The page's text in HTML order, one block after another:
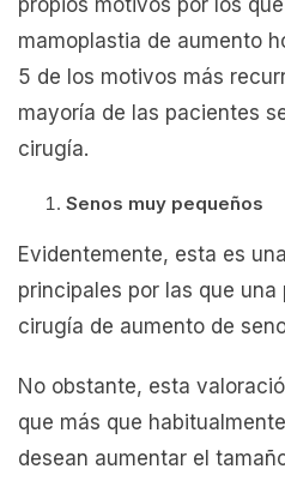
propios motivos por los
mamoplastia de aumento
5 de los motivos más
mayoría de las pacientes
cirugía.
Senos muy pequeños
Evidentemente, esta es
principales por las que
cirugía de aumento de
No obstante, esta
que más que
desean aumentar el